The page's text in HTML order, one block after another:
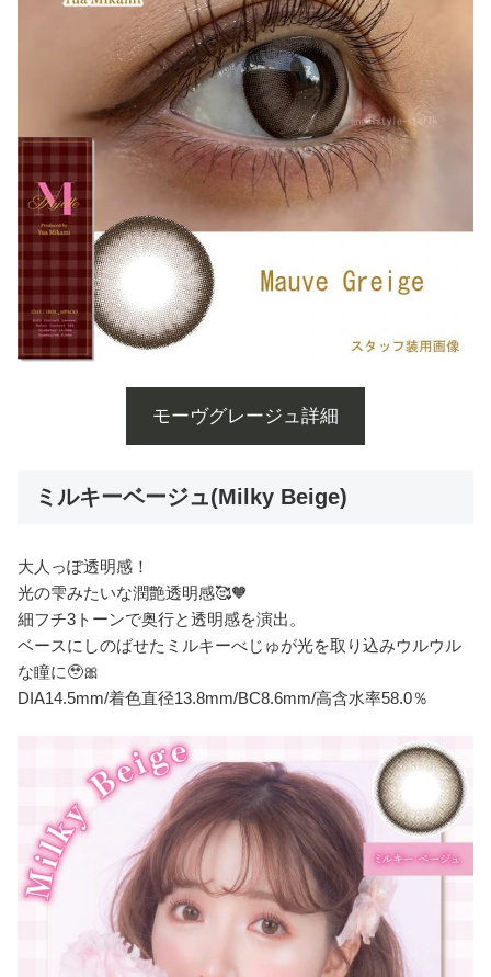
モーヴグレージュ詳細
ミルキーベージュ(Milky Beige)
大人っぽ透明感！
光の雫みたいな潤艶透明感🥰🧡
細フチ3トーンで奥行と透明感を演出。
ベースにしのばせたミルキーべじゅが光を取り込みウルウル
な瞳に🥹🎀
DIA14.5mm/着色直径13.8mm/BC8.6mm/高含水率58.0％